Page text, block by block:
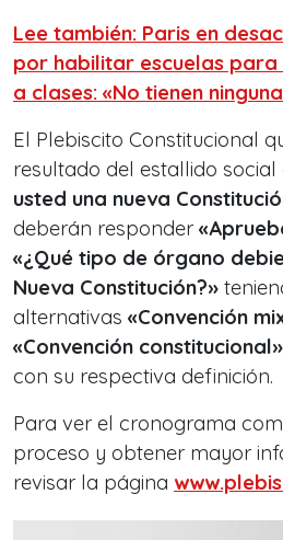
Lee también: Paris en
por habilitar escuelas
a clases: «No tienen
El Plebiscito Constitucional
resultado del estallido
usted una nueva
deberán responder
«¿Qué tipo de órgano
Nueva Constitución?»
alternativas «Convención
«Convención constitucional»
con su respectiva definición.
Para ver el cronograma
proceso y obtener mayor
revisar la página